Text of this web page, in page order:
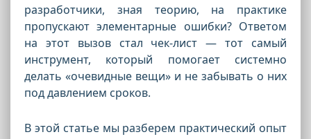
разработчики, зная теорию, на практике
пропускают элементарные ошибки? Ответом
на этот вызов стал чек-лист — тот самый
инструмент, который помогает системно
делать «очевидные вещи» и не забывать о них
под давлением сроков.
В этой статье мы разберем практический опыт